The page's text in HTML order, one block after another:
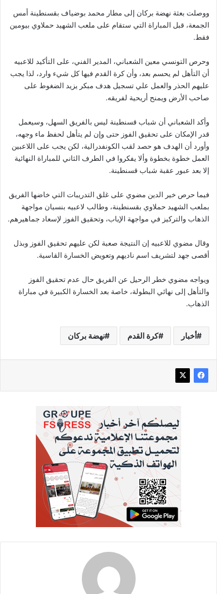
ووصلت بعثة نهضة بركان إلى مطار محمد بوضياف بقسنطينة أمس
الجمعة، قبل المباراة التي ستقام على ملعب الشهيد حملاوي بيومين
فقط.
وحرص التونسي معين الشعباني، المدير الفني، على التأكيد للاعبيه
أن التأهل لم يحسم بعد، وأن كرة القدم فيها كل شيء وارد، لذا يجب
عليهم الحذر والعمل علي تسجيل هدف مبكر يزيد الضغوط على
صاحب الأرض ويمنح أريحية لفريقه.
وأكد الشعباني أن شباب قسنطينة ليس بالفريق السهل، وسيعمل
قدر الإمكان على تحقيق الفوز حتى وإن لم يتأهل لحفظ ماء وجهه،
وأورد أن الهدف هو حصد لقب الكونفدرالية، لكن يجب على اللاعبين
العمل خطوة بخطوة وألا يفكروا في الطرف الثاني للمباراة النهائية
إلا بعد عبور عقبة شباب قسنطينة.
فيما حرص خير الدين مضوي على غلق التدريبات التي خاضها الفريق
بملعب الشهيد حملاوي بقسنطينة، وطالب لاعبيه بنسيان مواجهة
الذهاب والتركيز في مواجهة الإياب، وتحقيق الفوز لإسعاد جماهيرهم.
وقال مضوي للاعبيه إن النتيجة صعبة لكن عليهم تحقيق الفوز وبذل
أقصى جهد لتشريف اسم ناديهم وتعويض الخسارة القاسية.
ويواجه مضوي خطر الرحيل عن الفريق حال عدم تحقيق الفوز
والتأهل إلى نهائي البطولة، خاصة بعد الخسارة الكبيرة في مباراة
الذهاب.
أخبار كرة القدم نهضة بركان